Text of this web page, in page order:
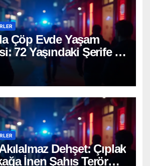
Çöp Evde Yaşam
72 Yaşındaki Şerife D.
Kurtarıldı
Dehşet: Çıplak
İnen Şahıs Terör